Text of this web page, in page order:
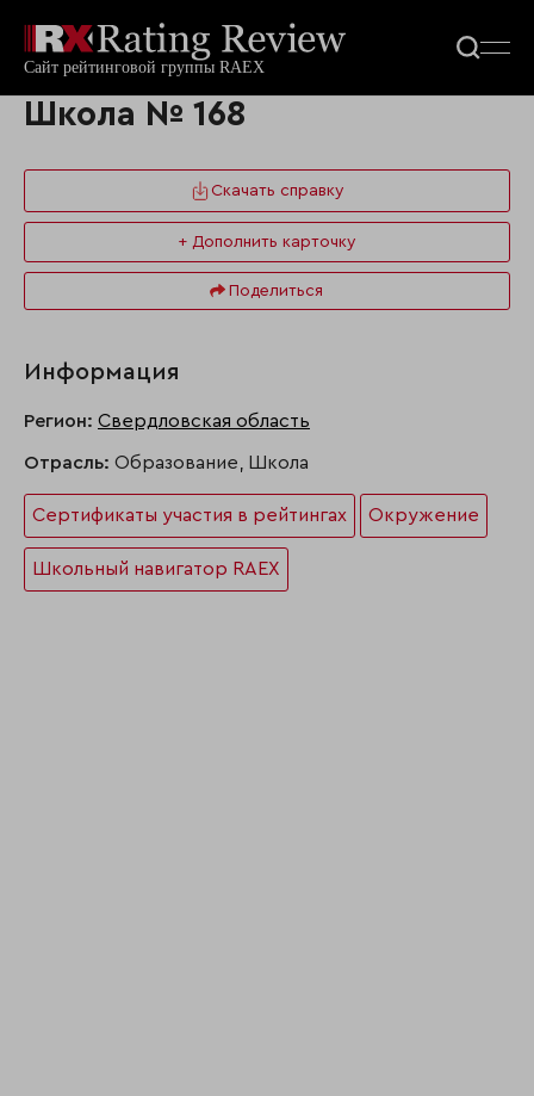
Школа № 168
Скачать справку
+ Дополнить карточку
Поделиться
Информация
Регион: Свердловская область
Отрасль: Образование, Школа
Сертификаты участия в рейтингах Окружение
Школьный навигатор RAEX